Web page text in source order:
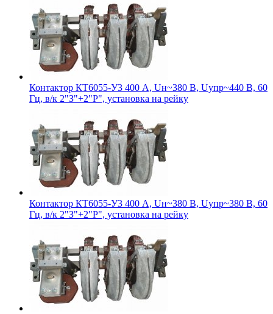
Контактор КТ6055-У3 400 А, Uн~380 В, Uупр~440 В, 60
Гц, в/к 2"З"+2"Р", установка на рейку
Контактор КТ6055-У3 400 А, Uн~380 В, Uупр~380 В, 60
Гц, в/к 2"З"+2"Р", установка на рейку